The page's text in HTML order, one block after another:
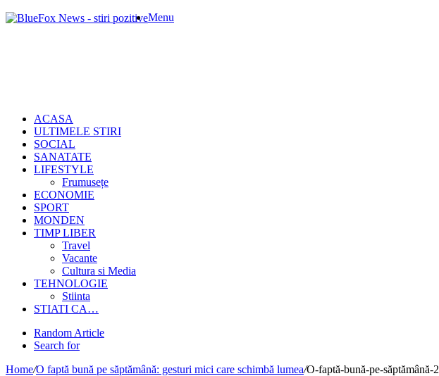
Menu
ACASA
ULTIMELE STIRI
SOCIAL
SANATATE
LIFESTYLE
Frumusețe
ECONOMIE
SPORT
MONDEN
TIMP LIBER
Travel
Vacante
Cultura si Media
TEHNOLOGIE
Stiinta
STIATI CA…
Random Article
Search for
Home/O faptă bună pe săptămână: gesturi mici care schimbă lumea/O-faptă-bună-pe-săptămână-2